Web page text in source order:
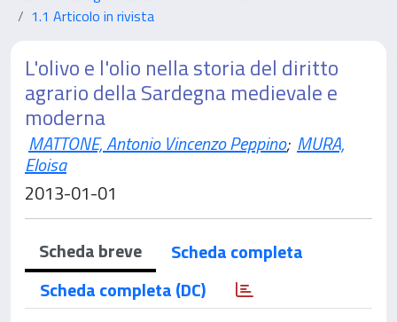
1.1 Articolo in rivista
L'olivo e l'olio nella storia del diritto
agrario della Sardegna medievale e
moderna
MATTONE, Antonio Vincenzo Peppino; MURA,
Eloisa
2013-01-01
Scheda breve
Scheda completa
Scheda completa (DC)